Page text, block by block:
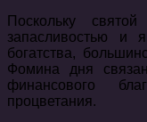
Поскольку
запасливостью и
богатства,
Фомина дня
финансового
процветания.